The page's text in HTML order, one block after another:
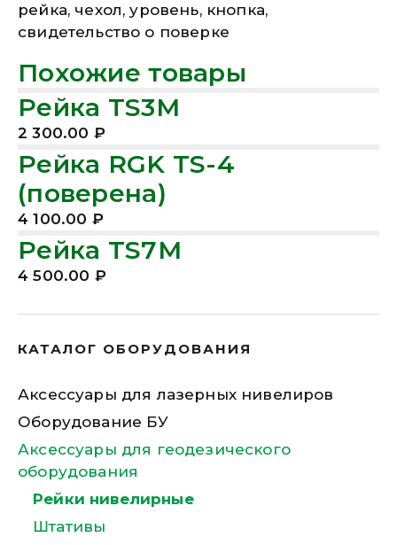
рейка, чехол, уровень, кнопка,
свидетельство о поверке
Похожие товары
Рейка TS3M
2 300.00 ₽
Рейка RGK TS-4
(поверена)
4 100.00 ₽
Рейка TS7M
4 500.00 ₽
КАТАЛОГ ОБОРУДОВАНИЯ
Аксессуары для лазерных нивелиров
Оборудование БУ
Аксессуары для геодезического
оборудования
Рейки нивелирные
Штативы